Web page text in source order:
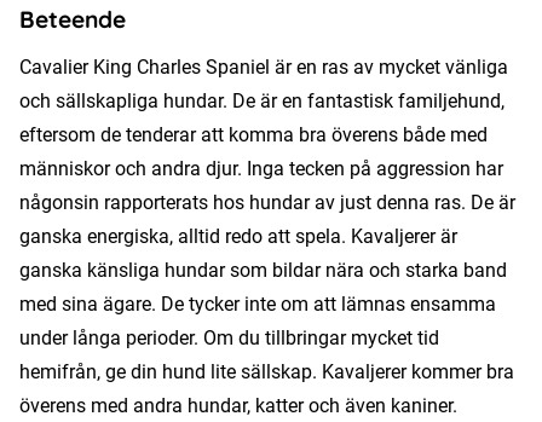
Beteende
Cavalier King Charles Spaniel är en ras av mycket vänliga
och sällskapliga hundar. De är en fantastisk familjehund,
eftersom de tenderar att komma bra överens både med
människor och andra djur. Inga tecken på aggression har
någonsin rapporterats hos hundar av just denna ras. De är
ganska energiska, alltid redo att spela. Kavaljerer är
ganska känsliga hundar som bildar nära och starka band
med sina ägare. De tycker inte om att lämnas ensamma
under långa perioder. Om du tillbringar mycket tid
hemifrån, ge din hund lite sällskap. Kavaljerer kommer bra
överens med andra hundar, katter och även kaniner.